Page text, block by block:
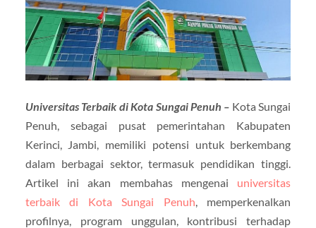
Universitas Terbaik di Kota Sungai Penuh – Kota Sungai
Penuh, sebagai pusat pemerintahan Kabupaten
Kerinci, Jambi, memiliki potensi untuk berkembang
dalam berbagai sektor, termasuk pendidikan tinggi.
Artikel ini akan membahas mengenai universitas
terbaik di Kota Sungai Penuh, memperkenalkan
profilnya, program unggulan, kontribusi terhadap